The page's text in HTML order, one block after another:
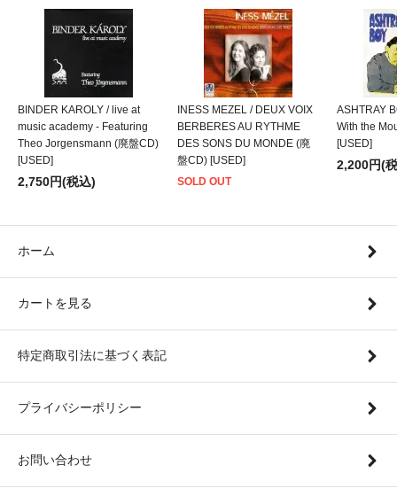
BINDER KAROLY / live at
music academy - Featuring
Theo Jorgensmann (廃盤CD)
[USED]
2,750円(税込)
INESS MEZEL / DEUX VOIX
BERBERES AU RYTHME
DES SONS DU MONDE (廃
盤CD) [USED]
SOLD OUT
ASHTRAY
With the
[USED]
2,200円(
ホーム
カートを見る
特定商取引法に基づく表記
プライバシーポリシー
お問い合わせ